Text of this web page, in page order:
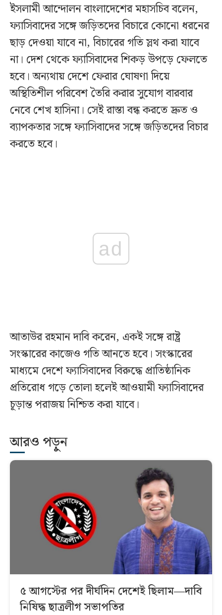
ইসলামী আন্দোলন বাংলাদেশের মহাসচিব বলেন,
ফ্যাসিবাদের সঙ্গে জড়িতদের বিচারে কোনো ধরনের
ছাড় দেওয়া যাবে না, বিচারের গতি স্লথ করা যাবে
না। দেশ থেকে ফ্যাসিবাদের শিকড় উপড়ে ফেলতে
হবে। অন্যথায় দেশে ফেরার ঘোষণা দিয়ে
অস্থিতিশীল পরিবেশ তৈরি করার সুযোগ বারবার
নেবে শেখ হাসিনা। সেই রাস্তা বন্ধ করতে দ্রুত ও
ব্যাপকতার সঙ্গে ফ্যাসিবাদের সঙ্গে জড়িতদের বিচার
করতে হবে।
ad
আতাউর রহমান দাবি করেন, একই সঙ্গে রাষ্ট্র
সংস্কারের কাজেও গতি আনতে হবে। সংস্কারের
মাধ্যমে দেশে ফ্যাসিবাদের বিরুদ্ধে প্রাতিষ্ঠানিক
প্রতিরোধ গড়ে তোলা হলেই আওয়ামী ফ্যাসিবাদের
চূড়ান্ত পরাজয় নিশ্চিত করা যাবে।
আরও পড়ুন
৫ আগস্টের পর দীর্ঘদিন দেশেই ছিলাম—দাবি
নিষিদ্ধ ছাত্রলীগ সভাপতির